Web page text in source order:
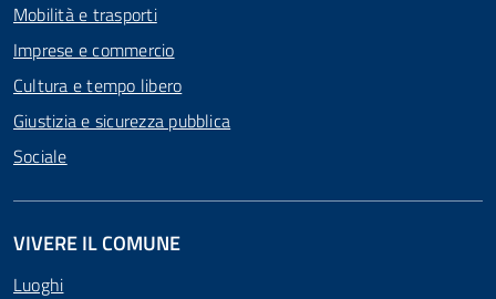
Mobilità e trasporti
Imprese e commercio
Cultura e tempo libero
Giustizia e sicurezza pubblica
Sociale
VIVERE IL COMUNE
Luoghi